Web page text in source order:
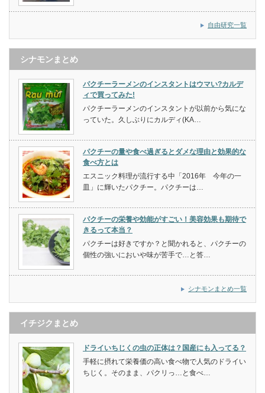
自由研究一覧
シナモンまとめ
パクチーラーメンのインスタントはウマい?カルデ
ィで買ってみた!
パクチーラーメンのインスタントが以前から気にな
っていた。久しぶりにカルディ(KA…
パクチーの量や食べ過ぎるとダメな理由と効果的な
食べ方とは
エスニック料理が流行する中「2016年 今年の一
皿」に輝いたパクチー。パクチーは…
パクチーの栄養や効能がすごい！美容効果も期待で
きるって本当？
パクチーは好きですか？と聞かれると、パクチーの
個性の強いにおいや味が苦手で…と答…
シナモンまとめ一覧
イチジクまとめ
ドライいちじくの虫の正体は？国産にも入ってる？
手軽に摂れて栄養価の高い食べ物で人気のドライい
ちじく。そのまま、パクリっ…と食べ…